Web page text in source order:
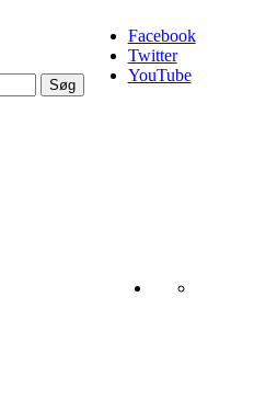
Søg
Facebook
Twitter
YouTube